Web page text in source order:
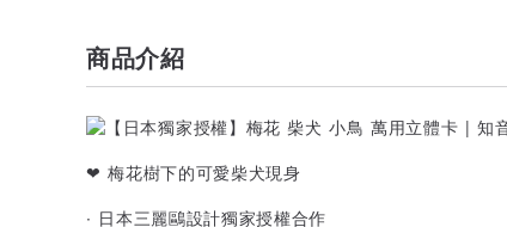
商品介紹
❤ 梅花樹下的可愛柴犬現身
∙ 日本三麗鷗設計獨家授權合作